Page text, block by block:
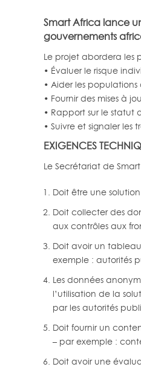
Smart Africa lance
gouvernements
Le projet abordera les
• Évaluer le risque
• Aider les
• Fournir des mises à
• Rapport sur le statut
• Suivre et signaler les
EXIGENCES
Le Secrétariat de
Doit être une
Doit collecter des
aux contrôles aux
Doit avoir un
exemple : autorités
Les données
l’utilisation de la
par les autorités
Doit fournir un
– par exemple :
Doit avoir une